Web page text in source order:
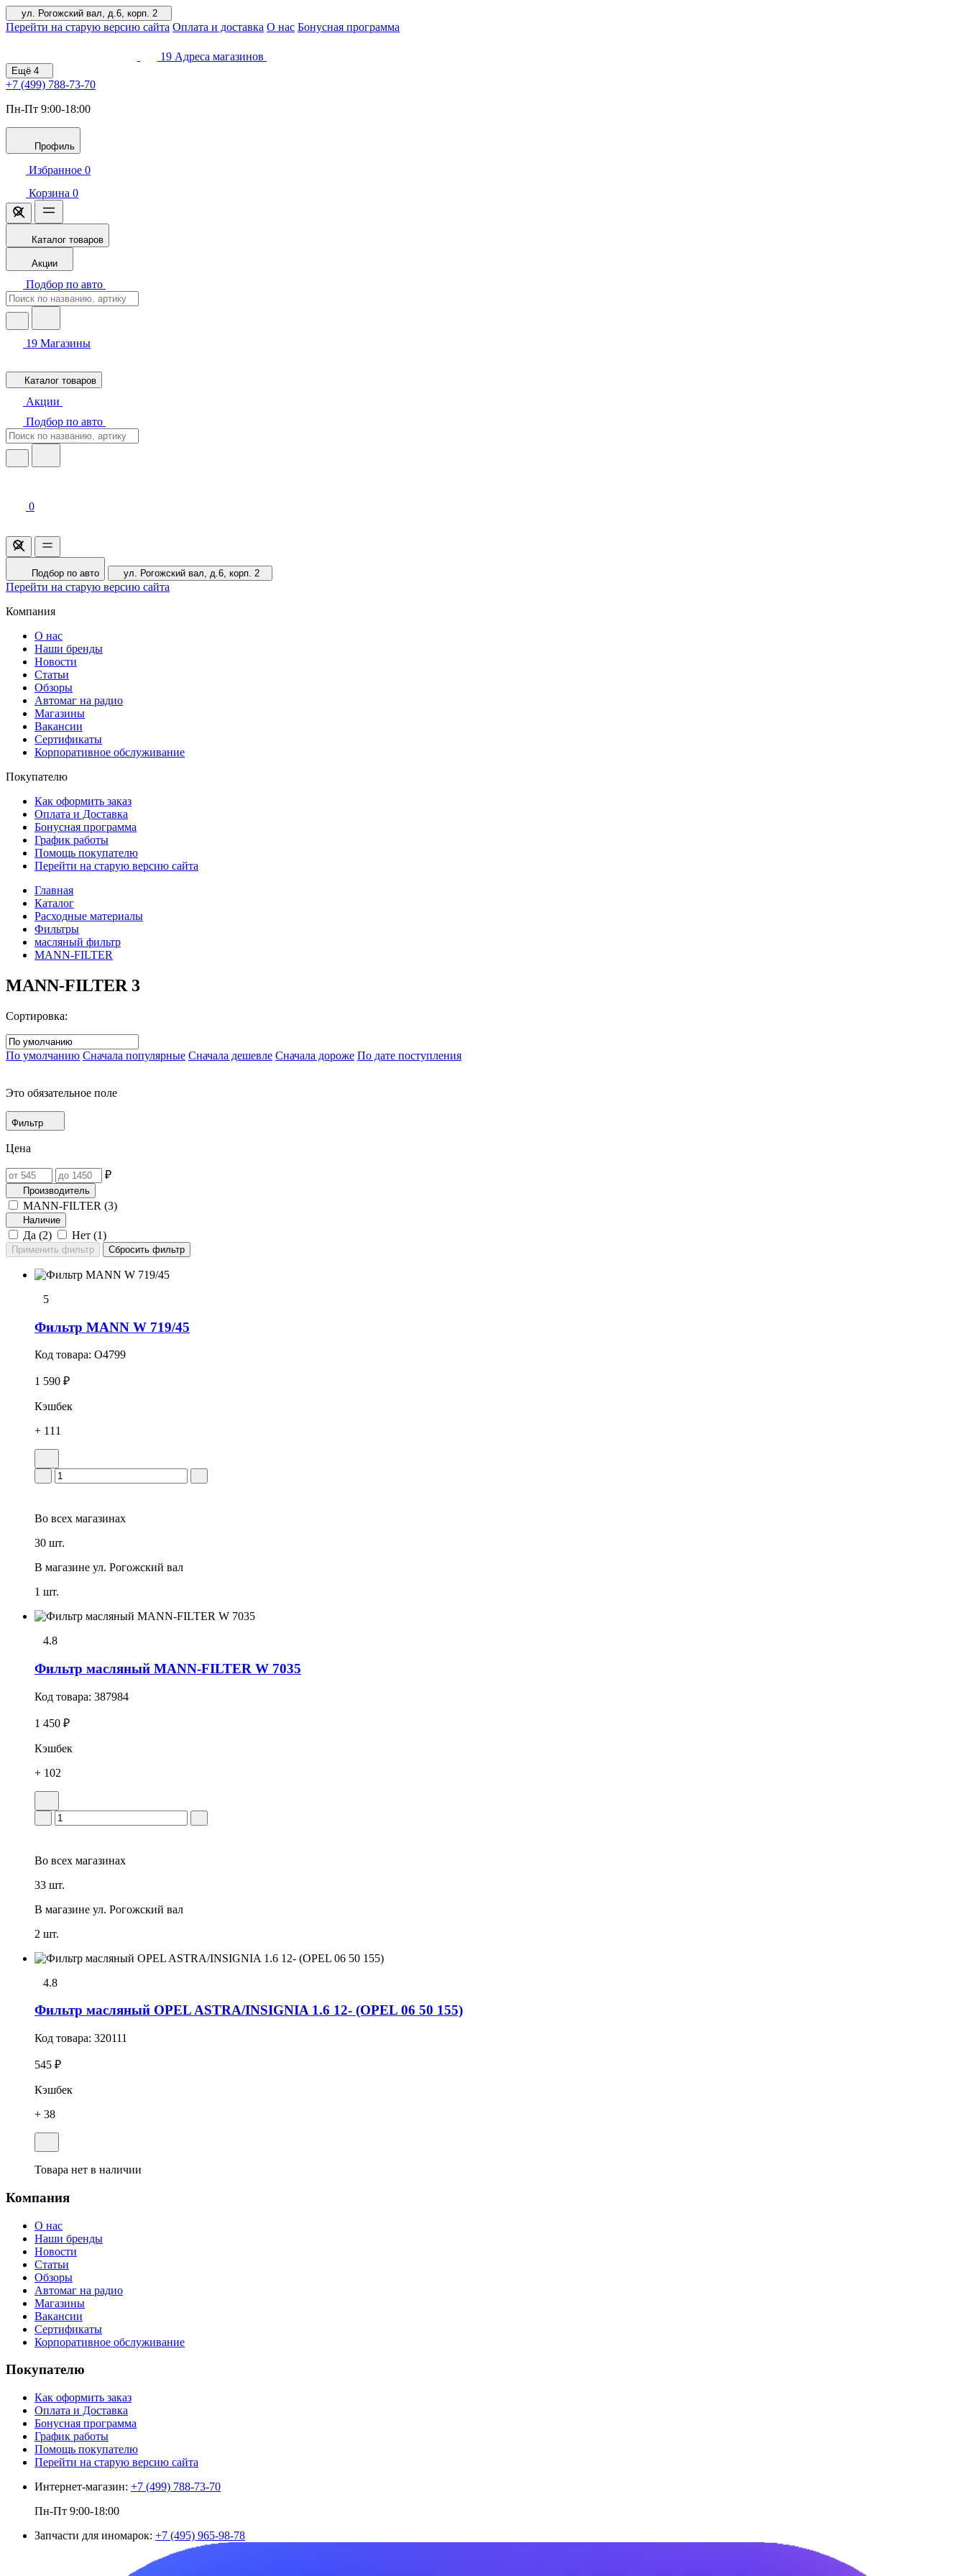
ул. Рогожский вал, д.6, корп. 2
Перейти на старую версию сайта Оплата и доставка О нас Бонусная программа
19 Адреса магазинов
Ещё 4
+7 (499) 788-73-70
Пн-Пт 9:00-18:00
Профиль
Избранное 0
Корзина 0
Каталог товаров
Акции
Подбор по авто
19 Магазины
Каталог товаров
Акции
Подбор по авто
0
Подбор по авто ул. Рогожский вал, д.6, корп. 2
Перейти на старую версию сайта
Компания
О нас
Наши бренды
Новости
Статьи
Обзоры
Автомаг на радио
Магазины
Вакансии
Сертификаты
Корпоративное обслуживание
Покупателю
Как оформить заказ
Оплата и Доставка
Бонусная программа
График работы
Помощь покупателю
Перейти на старую версию сайта
Главная
Каталог
Расходные материалы
Фильтры
масляный фильтр
MANN-FILTER
MANN-FILTER 3
Сортировка:
По умолчанию Сначала популярные Сначала дешевле Сначала дороже По дате поступления
Это обязательное поле
Фильтр
Цена
₽
Производитель
MANN-FILTER (3)
Наличие
Да (2) Нет (1)
5
Фильтр MANN W 719/45
Код товара: O4799
1 590 ₽
Кэшбек
+ 111
Во всех магазинах
30 шт.
В магазине ул. Рогожский вал
1 шт.
4.8
Фильтр масляный MANN-FILTER W 7035
Код товара: 387984
1 450 ₽
Кэшбек
+ 102
Во всех магазинах
33 шт.
В магазине ул. Рогожский вал
2 шт.
4.8
Фильтр масляный OPEL ASTRA/INSIGNIA 1.6 12- (OPEL 06 50 155)
Код товара: 320111
545 ₽
Кэшбек
+ 38
Товара нет в наличии
Компания
О нас
Наши бренды
Новости
Статьи
Обзоры
Автомаг на радио
Магазины
Вакансии
Сертификаты
Корпоративное обслуживание
Покупателю
Как оформить заказ
Оплата и Доставка
Бонусная программа
График работы
Помощь покупателю
Перейти на старую версию сайта
Интернет-магазин: +7 (499) 788-73-70
Пн-Пт 9:00-18:00
Запчасти для иномарок: +7 (495) 965-98-78